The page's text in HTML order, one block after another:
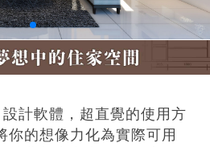
計軟體，超直覺的使用方
你的想像力化為實際可用